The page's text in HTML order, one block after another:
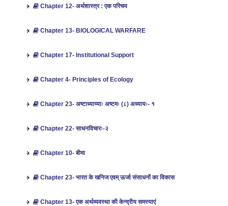
Chapter 12- अर्थशास्‍त्र : एक परिचय
Chapter 13- BIOLOGICAL WARFARE
Chapter 17- Institutional Support
Chapter 4- Principles of Ecology
Chapter 23- अष्टाध्याय्याः अष्टमः (८) अध्यायः- १
Chapter 22- साधनविचारः-२
Chapter 10- बीमा
Chapter 23- भारत के खनिज एवम् ऊर्जा संसाधनों का विकास
Chapter 13- एक अर्थव्‍यवस्‍था की केन्‍द्रीय समस्‍याएं